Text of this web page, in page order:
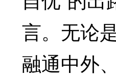
言。无论
融通中外